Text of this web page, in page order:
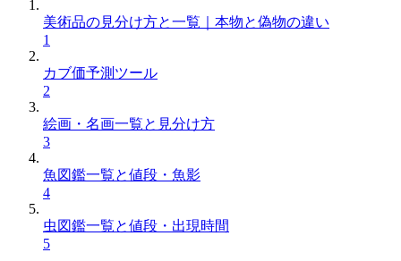
美術品の見分け方と一覧｜本物と偽物の違い
1
カブ価予測ツール
2
絵画・名画一覧と見分け方
3
魚図鑑一覧と値段・魚影
4
虫図鑑一覧と値段・出現時間
5